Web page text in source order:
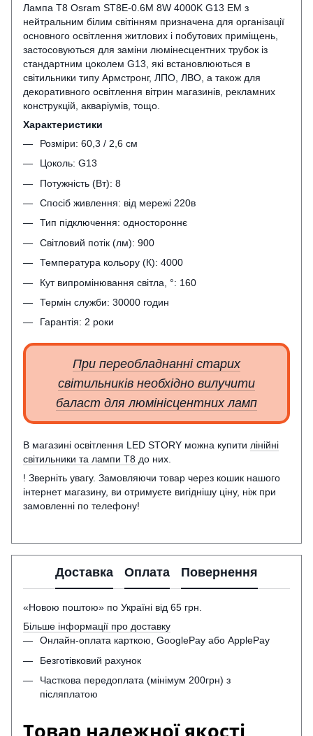
Лампа Т8 Osram ST8E-0.6M 8W 4000K G13 EM з
нейтральним білим світінням призначена для організації
основного освітлення житлових і побутових приміщень,
застосовуються для заміни люмінесцентних трубок із
стандартним цоколем G13, які встановлюються в
світильники типу Армстронг, ЛПО, ЛВО, а також для
декоративного освітлення вітрин магазинів, рекламних
конструкцій, акваріумів, тощо.
Характеристики
Розміри: 60,3 / 2,6 см
Цоколь: G13
Потужність (Вт): 8
Спосіб живлення: від мережі 220в
Тип підключення: одностороннє
Світловий потік (лм): 900
Температура кольору (К): 4000
Кут випромінювання світла, °: 160
Термін служби: 30000 годин
Гарантія: 2 роки
При переобладнанні старих
світильників необхідно вилучити
баласт для люмінісцентних ламп
В магазині освітлення LED STORY можна купити лінійні
світильники та лампи Т8 до них.
! Зверніть увагу. Замовляючи товар через кошик нашого
інтернет магазину, ви отримуєте вигіднішу ціну, ніж при
замовленні по телефону!
Доставка Оплата Повернення
«Новою поштою» по Україні від 65 грн.
Більше інформації про доставку
Онлайн-оплата карткою, GooglePay або ApplePay
Безготівковий рахунок
Часткова передоплата (мінімум 200грн) з
післяплатою